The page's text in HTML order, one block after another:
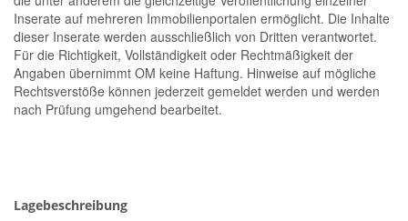
Inserate auf mehreren Immobilienportalen ermöglicht. Die Inhalte
dieser Inserate werden ausschließlich von Dritten verantwortet.
Für die Richtigkeit, Vollständigkeit oder Rechtmäßigkeit der
Angaben übernimmt OM keine Haftung. Hinweise auf mögliche
Rechtsverstöße können jederzeit gemeldet werden und werden
nach Prüfung umgehend bearbeitet.
Lagebeschreibung